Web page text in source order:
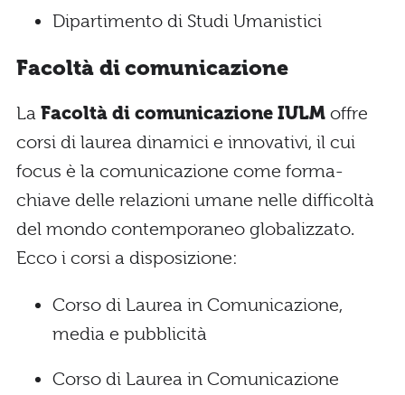
Dipartimento di Studi Umanistici
Facoltà di comunicazione
La Facoltà di comunicazione IULM offre
corsi di laurea dinamici e innovativi, il cui
focus è la comunicazione come forma-
chiave delle relazioni umane nelle difficoltà
del mondo contemporaneo globalizzato.
Ecco i corsi a disposizione:
Corso di Laurea in Comunicazione,
media e pubblicità
Corso di Laurea in Comunicazione